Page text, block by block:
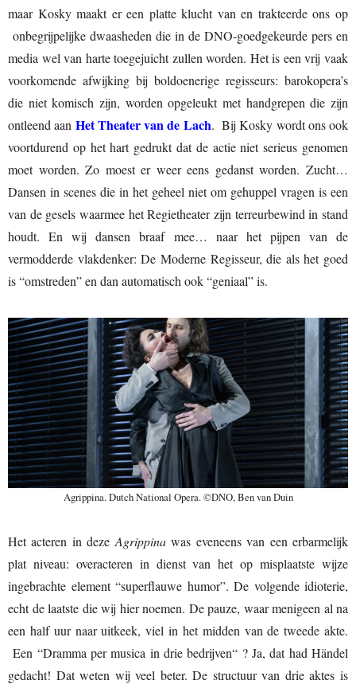
maar Kosky maakt er een platte klucht van en trakteerde ons op
onbegrijpelijke dwaasheden die in de DNO-goedgekeurde pers en
media wel van harte toegejuicht zullen worden. Het is een vrij vaak
voorkomende afwijking bij boldoenerige regisseurs: barokopera’s
die niet komisch zijn, worden opgeleukt met handgrepen die zijn
ontleend aan Het Theater van de Lach. Bij Kosky wordt ons ook
voortdurend op het hart gedrukt dat de actie niet serieus genomen
moet worden. Zo moest er weer eens gedanst worden. Zucht…
Dansen in scenes die in het geheel niet om gehuppel vragen is een
van de gesels waarmee het Regietheater zijn terreurbewind in stand
houdt. En wij dansen braaf mee… naar het pijpen van de
vermodderde vlakdenker: De Moderne Regisseur, die als het goed
is “omstreden” en dan automatisch ook “geniaal” is.
Agrippina. Dutch National Opera. ©DNO, Ben van Duin
Het acteren in dezeAgrippinawas eveneens van een erbarmelijk
plat niveau: overacteren in dienst van het op misplaatste wijze
ingebrachte element “superflauwe humor”. De volgende idioterie,
echt de laatste die wij hier noemen. De pauze, waar menigeen al na
een half uur naar uitkeek, viel in het midden van de tweede akte.
Een “Dramma per musica in drie bedrijven“ ? Ja, dat had Händel
gedacht! Dat weten wij veel beter. De structuur van drie aktes is